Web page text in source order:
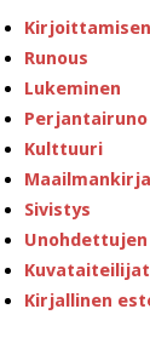
Runous
Lukeminen
Perjantairuno
Kulttuuri
Sivistys
Kuvataiteilijat
Kirjallinen